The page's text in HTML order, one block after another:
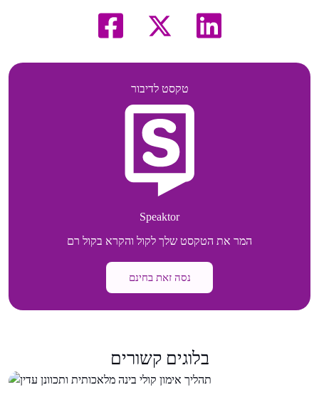
טקסט לדיבור
Speaktor
המר את הטקסט שלך לקול והקרא בקול רם
נסה זאת בחינם
בלוגים קשורים